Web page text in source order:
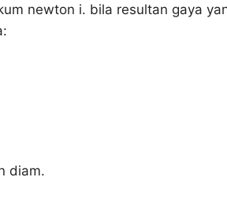
newton i. bila resultan gaya
diam.